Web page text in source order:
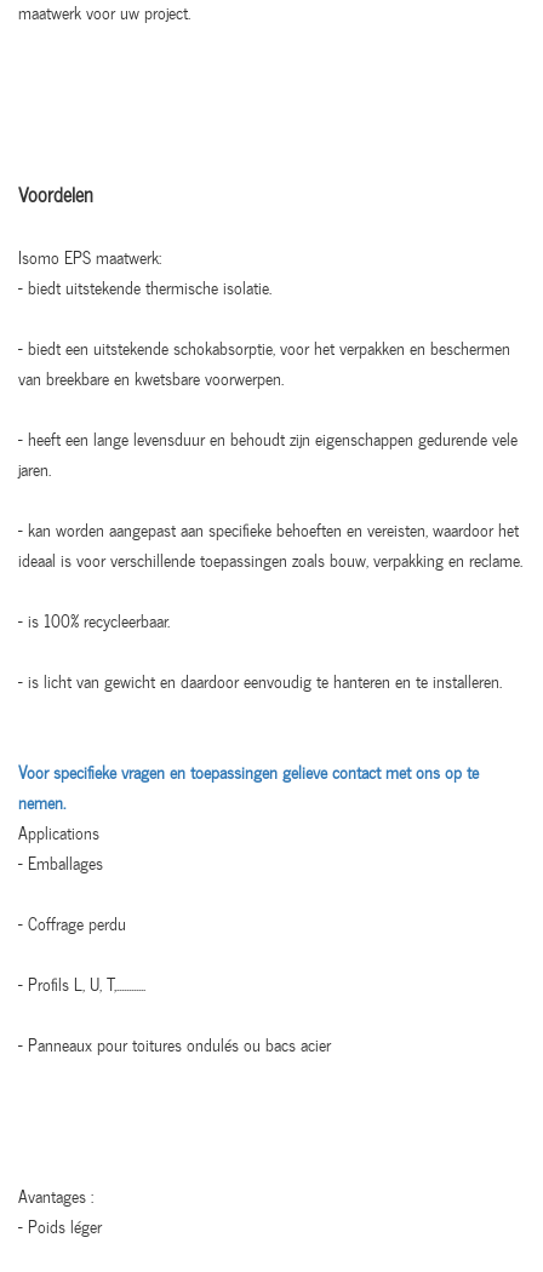
maatwerk voor uw project.
Voordelen
Isomo EPS maatwerk:
- biedt uitstekende thermische isolatie.
- biedt een uitstekende schokabsorptie, voor het verpakken en beschermen
van breekbare en kwetsbare voorwerpen.
- heeft een lange levensduur en behoudt zijn eigenschappen gedurende vele
jaren.
- kan worden aangepast aan specifieke behoeften en vereisten, waardoor het
ideaal is voor verschillende toepassingen zoals bouw, verpakking en reclame.
- is 100% recycleerbaar.
- is licht van gewicht en daardoor eenvoudig te hanteren en te installeren.
Voor specifieke vragen en toepassingen gelieve contact met ons op te
nemen.
Applications
- Emballages
- Coffrage perdu
- Profils L, U, T,............
- Panneaux pour toitures ondulés ou bacs acier
Avantages :
- Poids léger